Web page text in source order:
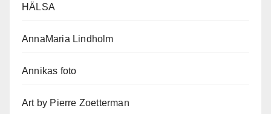
HÄLSA
AnnaMaria Lindholm
Annikas foto
Art by Pierre Zoetterman